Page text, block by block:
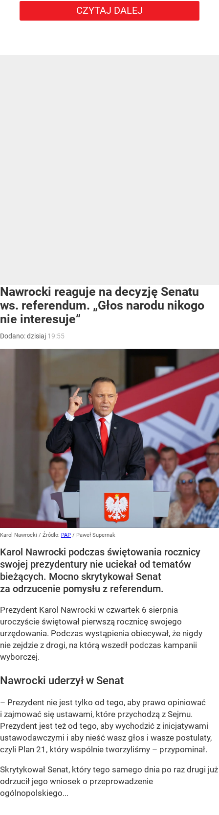
CZYTAJ DALEJ
Nawrocki reaguje na decyzję Senatu
ws. referendum. „Głos narodu nikogo
nie interesuje”
Dodano:dzisiaj 19:55
Karol Nawrocki / Źródło: PAP / Paweł Supernak
Karol Nawrocki podczas świętowania rocznicy
swojej prezydentury nie uciekał od tematów
bieżących. Mocno skrytykował Senat
za odrzucenie pomysłu z referendum.
Prezydent Karol Nawrocki w czwartek 6 sierpnia
uroczyście świętował pierwszą rocznicę swojego
urzędowania. Podczas wystąpienia obiecywał, że nigdy
nie zejdzie z drogi, na którą wszedł podczas kampanii
wyborczej.
Nawrocki uderzył w Senat
– Prezydent nie jest tylko od tego, aby prawo opiniować
i zajmować się ustawami, które przychodzą z Sejmu.
Prezydent jest też od tego, aby wychodzić z inicjatywami
ustawodawczymi i aby nieść wasz głos i wasze postulaty,
czyli Plan 21, który wspólnie tworzyliśmy – przypominał.
Skrytykował Senat, który tego samego dnia po raz drugi już
odrzucił jego wniosek o przeprowadzenie
ogólnopolskiego...